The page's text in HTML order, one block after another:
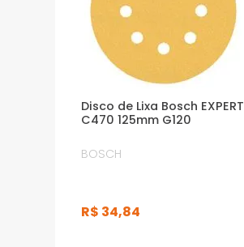
Disco de Lixa Bosch EXPERT
C470 125mm G120
BOSCH
R$ 34,84